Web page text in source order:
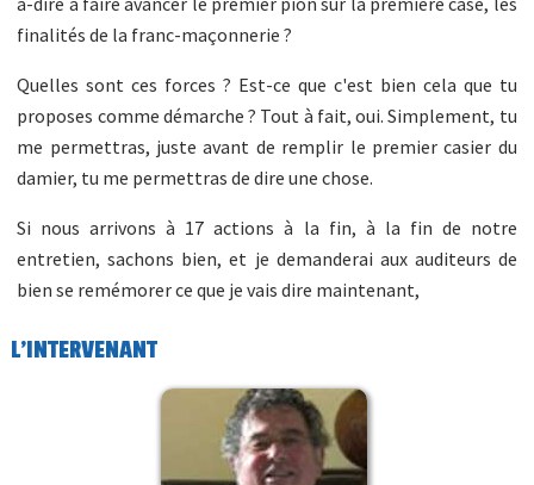
finalités de la franc-maçonnerie ?
Quelles sont ces forces ? Est-ce que c'est bien cela que tu
proposes comme démarche ? Tout à fait, oui. Simplement, tu
me permettras, juste avant de remplir le premier casier du
damier, tu me permettras de dire une chose.
Si nous arrivons à 17 actions à la fin, à la fin de notre
entretien, sachons bien, et je demanderai aux auditeurs de
bien se remémorer ce que je vais dire maintenant,
L'INTERVENANT